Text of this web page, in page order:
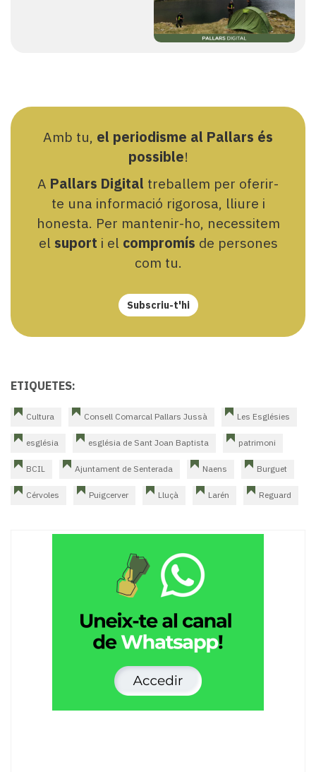
Amb tu, el periodisme al Pallars és
possible!
A Pallars Digital treballem per oferir-
te una informació rigorosa, lliure i
honesta. Per mantenir-ho, necessitem
el suport i el compromís de persones
com tu.
Subscriu-t'hi
ETIQUETES:
Cultura Consell Comarcal Pallars Jussà Les Esglésies
església església de Sant Joan Baptista patrimoni
BCIL Ajuntament de Senterada Naens Burguet
Cérvoles Puigcerver Lluçà Larén Reguard